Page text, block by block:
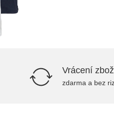
Vrácení
zdarma a bez